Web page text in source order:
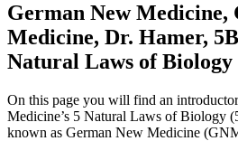
German New Medicine,
Medicine, Dr. Hamer,
Natural Laws of Biology
On this page you will find an
Medicine’s 5 Natural Laws of Biology
known as German New Medicine